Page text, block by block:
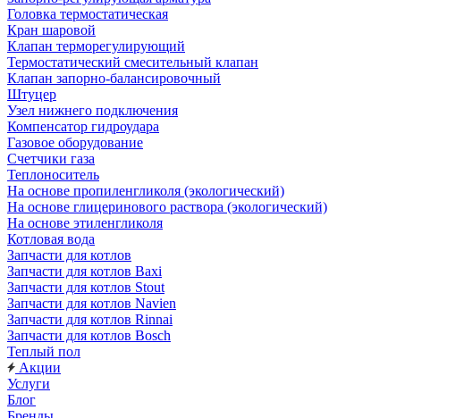
Головка термостатическая
Кран шаровой
Клапан терморегулирующий
Термостатический смесительный клапан
Клапан запорно-балансировочный
Штуцер
Узел нижнего подключения
Компенсатор гидроудара
Газовое оборудование
Счетчики газа
Теплоноситель
На основе пропиленгликоля (экологический)
На основе глицеринового раствора (экологический)
На основе этиленгликоля
Котловая вода
Запчасти для котлов
Запчасти для котлов Baxi
Запчасти для котлов Stout
Запчасти для котлов Navien
Запчасти для котлов Rinnai
Запчасти для котлов Bosch
Теплый пол
Акции
Услуги
Блог